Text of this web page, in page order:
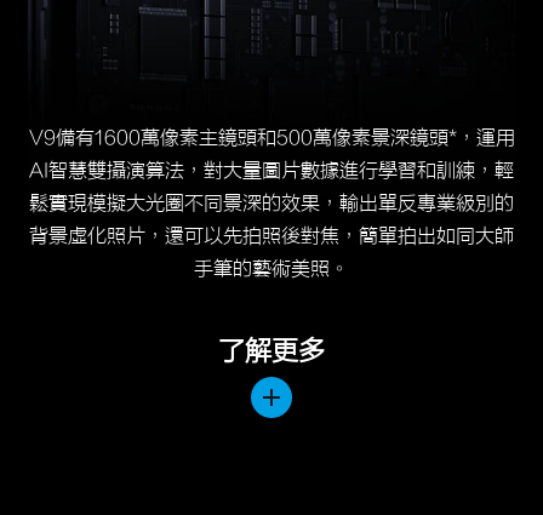
V9備有1600萬像素主鏡頭和500萬像素景深鏡頭*，運用
AI智慧雙攝演算法，對大量圖片數據進行學習和訓練，輕
鬆實現模擬大光圈不同景深的效果，輸出單反專業級別的
背景虛化照片，還可以先拍照後對焦，簡單拍出如同大師
手筆的藝術美照。
了解更多